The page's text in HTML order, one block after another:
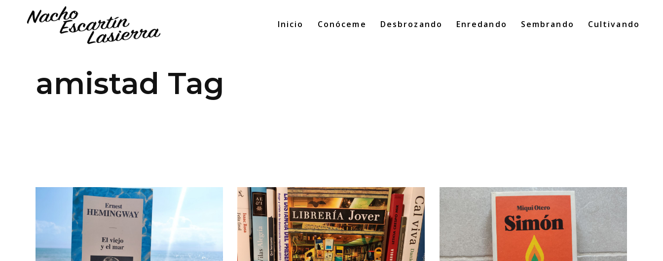
Inicio Conóceme Desbrozando Enredando Sembrando Cultivando
amistad Tag